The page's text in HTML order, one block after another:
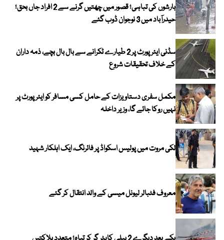
بارشوں کی تباہی؛ قصور میں چھتیں گرنے سے 2 افراد جاں بحق؛
حیدرآباد میں 3 نوجوان ڈوب گئے
سڈنی ایئرپورٹ پر 2 طیارے ٹکرانے سے بال بال بچے، ذمہ داران
کے خلاف تحقیقات شروع
مکمل سفری دستاویزات کے حامل کسی مسافر کو ایئرپورٹ پر
نہیں روکا جائے گا، وزیر داخلہ
لکی مروت میں پولیس اسکواڈ پر فائرنگ، ایک اہلکار شہید
معروف فٹبالر لیونل میسی کے والد انتقال کر گئے